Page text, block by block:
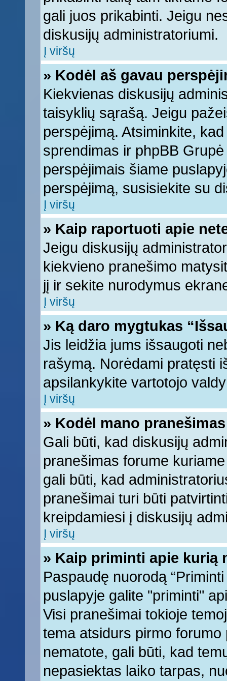
gali juos prikabinti. Jeigu
diskusijų administratoriumi.
Į viršų
» Kodėl aš gavau
Kiekvienas diskusijų
taisyklių sąrašą. Jeigu
perspėjimą. Atsiminkite,
sprendimas ir phpBB
perspėjimais šiame
perspėjimą, susisiekite su
Į viršų
» Kaip raportuoti apie
Jeigu diskusijų
kiekvieno pranešimo
jį ir sekite nurodymus
Į viršų
» Ką daro mygtukas
Jis leidžia jums išsaugoti
rašymą. Norėdami pratęsti
apsilankykite vartotojo
Į viršų
» Kodėl mano
Gali būti, kad diskusijų
pranešimas forume
gali būti, kad
pranešimai turi būti
kreipdamiesi į diskusijų
Į viršų
» Kaip priminti apie kurią
Paspaudę nuorodą
puslapyje galite "priminti"
Visi pranešimai tokioje
tema atsidurs pirmo
nematote, gali būti, kad
nepasiektas laiko tarpas,